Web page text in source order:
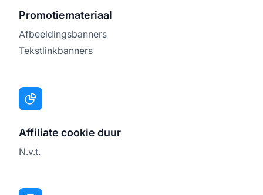
Promotiemateriaal
Afbeeldingsbanners
Tekstlinkbanners
Affiliate cookie duur
N.v.t.